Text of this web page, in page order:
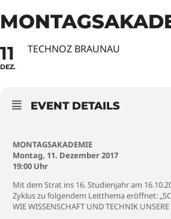
11
DEZ.
TECHNOZ BRAUNAU
EVENT DETAILS
MONTAGSAKADEMIE
Montag, 11. Dezember 2017
19:00 Uhr
Mit dem Strat ins 16. Studienjahr am
Zyklus zu folgendem Leitthema eröffnet:
WIE WISSENSCHAFT UND TECHNIK